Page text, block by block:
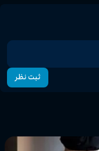
ثبت نظر